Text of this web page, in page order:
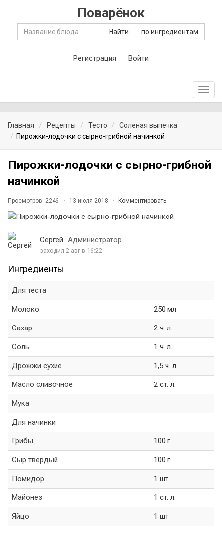
Поварёнок
Найти по ингредиентам
Регистрация Войти
Главная Рецепты Тесто
Соленая выпечка
Пирожки-лодочки с сырно-грибной начинкой
Пирожки-лодочки с сырно-грибной
начинкой
Просмотров: 2246 13 июля 2018 Комментировать
Сергей Администратор
заходил 2 авг в 16:22
Ингредиенты
Для теста
Молоко 250 мл
Сахар 2 ч. л.
Соль 1 ч. л.
Дрожжи сухие 1,5 ч. л.
Масло сливочное 2 ст. л.
Мука
Для начинки
Грибы 100 г
Сыр твердый 100 г
Помидор 1 шт
Майонез 1 ст. л.
Яйцо 1 шт